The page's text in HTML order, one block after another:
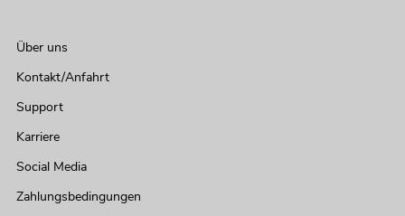
Über uns
Kontakt/Anfahrt
Support
Karriere
Social Media
Zahlungsbedingungen